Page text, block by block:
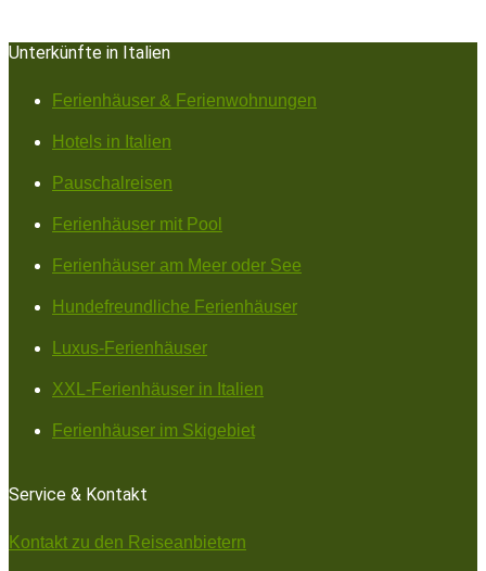
Unterkünfte in Italien
Ferienhäuser & Ferienwohnungen
Hotels in Italien
Pauschalreisen
Ferienhäuser mit Pool
Ferienhäuser am Meer oder See
Hundefreundliche Ferienhäuser
Luxus-Ferienhäuser
XXL-Ferienhäuser in Italien
Ferienhäuser im Skigebiet
Service & Kontakt
Kontakt zu den Reiseanbietern